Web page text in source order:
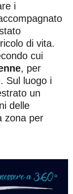
i
di vita.
cui
, per
Sul luogo i
un
delle
zona per